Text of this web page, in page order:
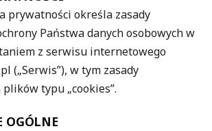
prywatności określa zasady
Państwa danych osobowych w
z serwisu internetowego
(„Serwis”), w tym zasady
typu „cookies”.
OGÓLNE